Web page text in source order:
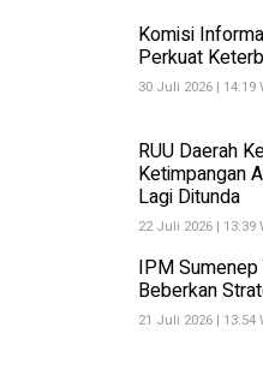
Komisi
Perkuat
30 Juli 2026 | 14:19
RUU Daerah
Ketimpangan
Lagi Ditunda
22 Juli 2026 | 13:39
IPM
Beberkan
21 Juli 2026 | 13:54